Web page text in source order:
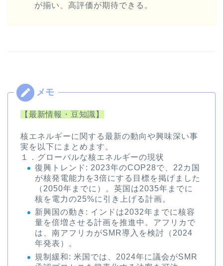
が揃い、高評価が期待できる。
【最新情報・豆知識】
核エネルギーに関する最新の動向や興味深い事
実を以下にまとめます。
１．グローバルな核エネルギーの現状
復興トレンド : 2023年のCOP28で、22カ国
が核発電能力を3倍にする目標を掲げました
（2050年までに）。英国は2035年までに
核を電力の25%に引き上げる計画。
新興国の動き : インドは2032年までに核容
量を倍増させる計画を推進中。アフリカで
は、南アフリカがSMR導入を検討（2024
年発表）。
規制緩和: 米国では、2024年に議会がSMR